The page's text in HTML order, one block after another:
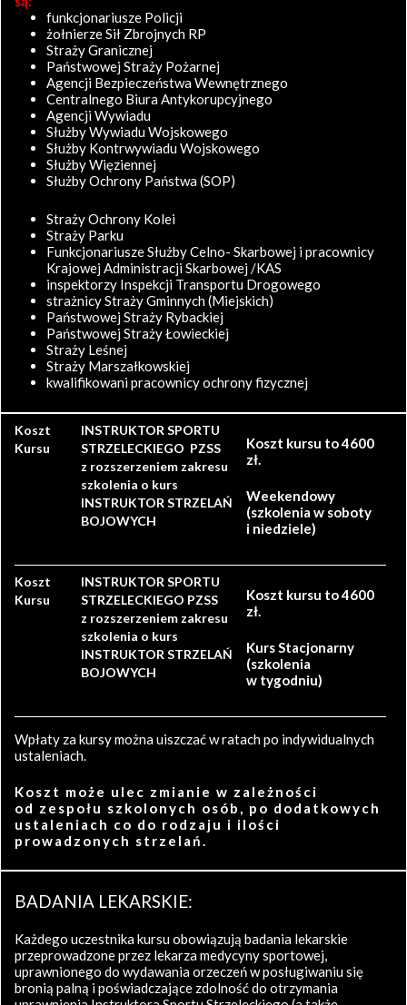
funkcjonariusze Policji
żołnierze Sił Zbrojnych RP
Straży Granicznej
Państwowej Straży Pożarnej
Agencji Bezpieczeństwa Wewnętrznego
Centralnego Biura Antykorupcyjnego
Agencji Wywiadu
Służby Wywiadu Wojskowego
Służby Kontrwywiadu Wojskowego
Służby Więziennej
Służby Ochrony Państwa (SOP)
Straży Ochrony Kolei
Straży Parku
Funkcjonariusze Służby Celno- Skarbowej i pracownicy
Krajowej Administracji Skarbowej /KAS
inspektorzy Inspekcji Transportu Drogowego
strażnicy Straży Gminnych (Miejskich)
Państwowej Straży Rybackiej
Państwowej Straży Łowieckiej
Straży Leśnej
Straży Marszałkowskiej
kwalifikowani pracownicy ochrony fizycznej
Koszt
Kursu
INSTRUKTOR SPORTU
STRZELECKIEGO PZSS
z rozszerzeniem zakresu
szkolenia o kurs
INSTRUKTOR STRZELAŃ
BOJOWYCH
Koszt kursu to 4600
zł.
Weekendowy
(szkolenia w soboty
i niedziele)
Koszt
Kursu
INSTRUKTOR SPORTU
STRZELECKIEGO PZSS
z rozszerzeniem zakresu
szkolenia o kurs
INSTRUKTOR STRZELAŃ
BOJOWYCH
Koszt kursu to 4600
zł.
Kurs Stacjonarny
(szkolenia
w tygodniu)
Wpłaty za kursy można uiszczać w ratach po indywidualnych
ustaleniach.
Koszt może ulec zmianie w zależności
od zespołu szkolonych osób, po dodatkowych
ustaleniach co do rodzaju i ilości
prowadzonych strzelań.
BADANIA LEKARSKIE:
Każdego uczestnika kursu obowiązują badania lekarskie
przeprowadzone przez lekarza medycyny sportowej,
uprawnionego do wydawania orzeczeń w posługiwaniu się
bronią palną i poświadczające zdolność do otrzymania